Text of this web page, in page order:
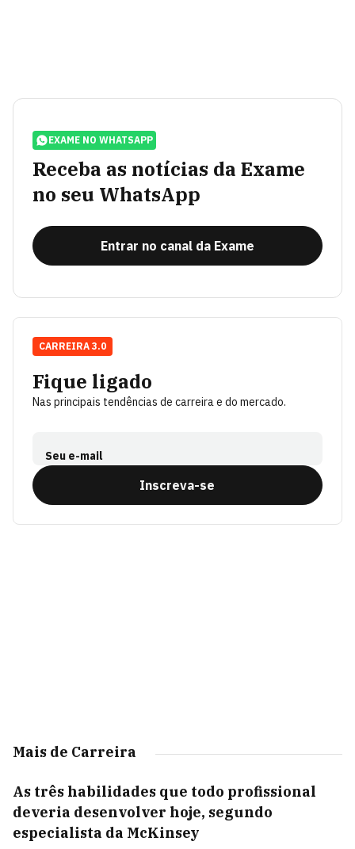
EXAME NO WHATSAPP
Receba as notícias da Exame
no seu WhatsApp
Entrar no canal da Exame
Fique ligado
Nas principais tendências de carreira e do mercado.
Seu e-mail
Inscreva-se
CARREIRA 3.0
Mais de Carreira
As três habilidades que todo profissional
deveria desenvolver hoje, segundo
especialista da McKinsey